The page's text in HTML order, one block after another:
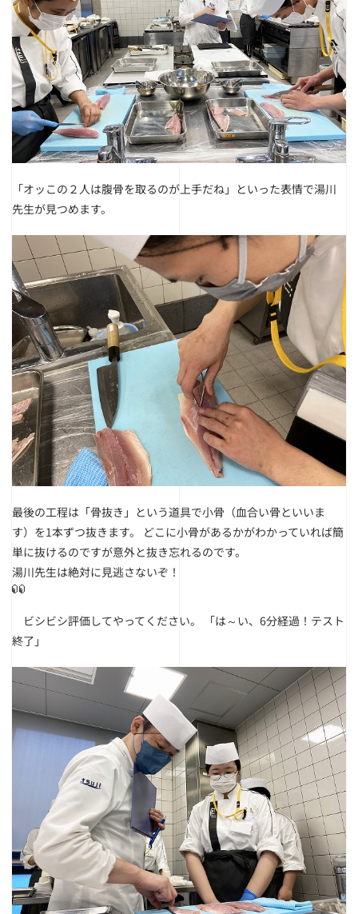
「オッこの２人は腹骨を取るのが上手だね」といった表情で湯川
先生が見つめます。
最後の工程は「骨抜き」という道具で小骨（血合い骨といいま
す）を1本ずつ抜きます。 どこに小骨があるかがわかっていれば簡
単に抜けるのですが意外と抜き忘れるのです。
湯川先生は絶対に見逃さないぞ！
ビシビシ評価してやってください。
「は～い、6分経過！テスト
終了」